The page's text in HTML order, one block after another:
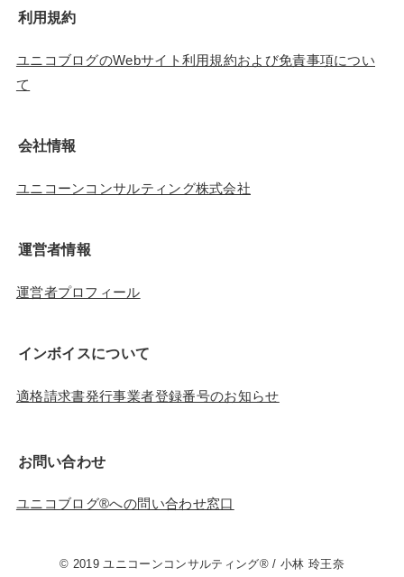
利用規約
ユニコブログのWebサイト利用規約および免責事項につい
て
会社情報
ユニコーンコンサルティング株式会社
運営者情報
運営者プロフィール
インボイスについて
適格請求書発行事業者登録番号のお知らせ
お問い合わせ
ユニコブログ®︎への問い合わせ窓口
© 2019 ユニコーンコンサルティング® / 小林 玲王奈